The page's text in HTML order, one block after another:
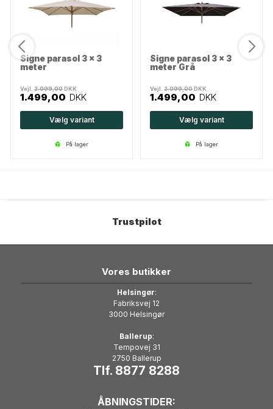
Signe parasol 3 x 3
meter
Vejl.2.099,00DKK
1.499,00 DKK
Vælg variant
på lager
Signe parasol 3 x 3
meter Grå
Vejl.2.099,00DKK
1.499,00 DKK
Vælg variant
på lager
Trustpilot
Vores butikker
Helsingør:
Fabriksvej 12
3000 Helsingør
Ballerup:
Tempovej 31
2750 Ballerup
Tlf. 8877 8288
ÅBNINGSTIDER: